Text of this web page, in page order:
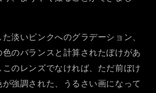
淡いピンクへのグラデーション、
のバランスと計算されたぼけがあ
のレンズでなければ、ただ前ぼけ
強調された、うるさい画になって